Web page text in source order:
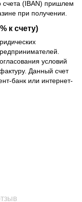
счета (IBAN) пришлем
при получении.
к счету)
условий
Данный счет
банк или интернет-